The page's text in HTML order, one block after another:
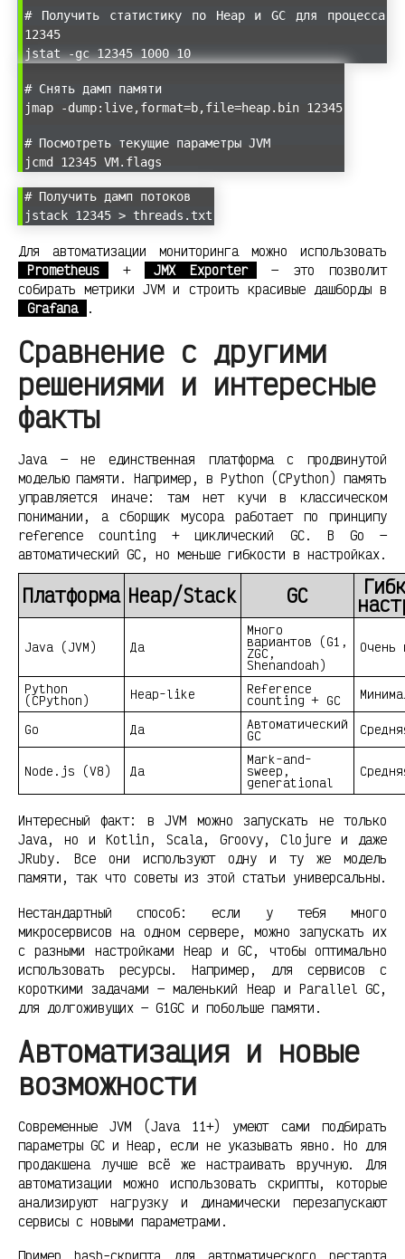
# Получить статистику по Heap и GC для процесса
12345
jstat -gc 12345 1000 10
# Снять дамп памяти
jmap -dump:live,format=b,file=heap.bin 12345
# Посмотреть текущие параметры JVM
jcmd 12345 VM.flags
# Получить дамп потоков
jstack 12345 > threads.txt
Для автоматизации мониторинга можно использовать
Prometheus
+ JMX Exporter
— это позволит
собирать метрики JVM и строить красивые дашборды в
Grafana
.
Сравнение с другими
решениями и интересные
факты
Java — не единственная платформа с продвинутой
моделью памяти. Например, в Python (CPython) память
управляется иначе: там нет кучи в классическом
понимании, а сборщик мусора работает по принципу
reference counting + циклический GC. В Go —
автоматический GC, но меньше гибкости в настройках.
Платформа Heap/Stack GC
Java (JVM) Да
Много
вариантов (G1,
ZGC,
Shenandoah)
Очень
Python
(CPython) Heap-like Reference
counting + GC
Go Да Автоматический
GC
Node.js (V8) Да
Mark-and-
sweep,
generational
Интересный факт: в JVM можно запускать не только
Java, но и Kotlin, Scala, Groovy, Clojure и даже
JRuby. Все они используют одну и ту же модель
памяти, так что советы из этой статьи универсальны.
Нестандартный способ: если у тебя много
микросервисов на одном сервере, можно запускать их
с разными настройками Heap и GC, чтобы оптимально
использовать ресурсы. Например, для сервисов с
короткими задачами — маленький Heap и Parallel GC,
для долгоживущих — G1GC и побольше памяти.
Автоматизация и новые
возможности
Современные JVM (Java 11+) умеют сами подбирать
параметры GC и Heap, если не указывать явно. Но для
продакшена лучше всё же настраивать вручную. Для
автоматизации можно использовать скрипты, которые
анализируют нагрузку и динамически перезапускают
сервисы с новыми параметрами.